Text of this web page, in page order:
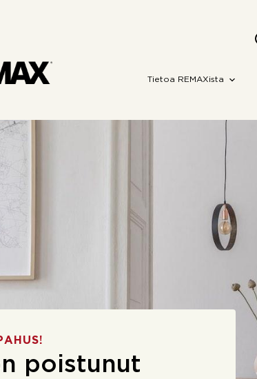
Tietoa REMAXista
poistunut